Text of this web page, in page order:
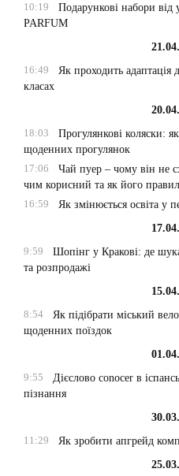
10:19
Подарункові набори від
PARFUM
16:49
Як проходить адаптація
класах
18:03
Прогулянкові коляски:
щоденних прогулянок
17:06
Чай пуер – чому він не
чим корисний та як його
16:59
Як змінюється освіта у
9:59
Шопінг у Кракові: де
та розпродажі
8:54
Як підібрати міський
щоденних поїздок
9:55
Дієслово conocer в
пізнання
11:29
Як зробити апгрейд